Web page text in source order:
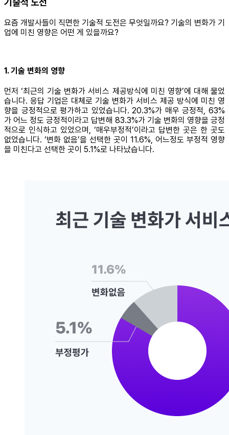
기술적 도전
요즘 개발사들이 직면한 기술적 도전은 무엇일까요? 기술의 변화가 기
업에 미친 영향은 어떤 게 있을까요?
1. 기술 변화의 영향
먼저 ‘최근의 기술 변화가 서비스 제공방식에 미친 영향’에 대해 물었
습니다. 응답 기업은 대체로 기술 변화가 서비스 제공 방식에 미친 영
향을 긍정적으로 평가하고 있었습니다. 20.3%가 매우 긍정적, 63%
가 어느 정도 긍정적이라고 답변해 83.3%가 기술 변화의 영향을 긍정
적으로 인식하고 있었으며, ‘매우부정적’이라고 답변한 곳은 한 곳도
없었습니다. ‘변화 없음’을 선택한 곳이 11.6%, 어느정도 부정적 영향
을 미친다고 선택한 곳이 5.1%로 나타났습니다.